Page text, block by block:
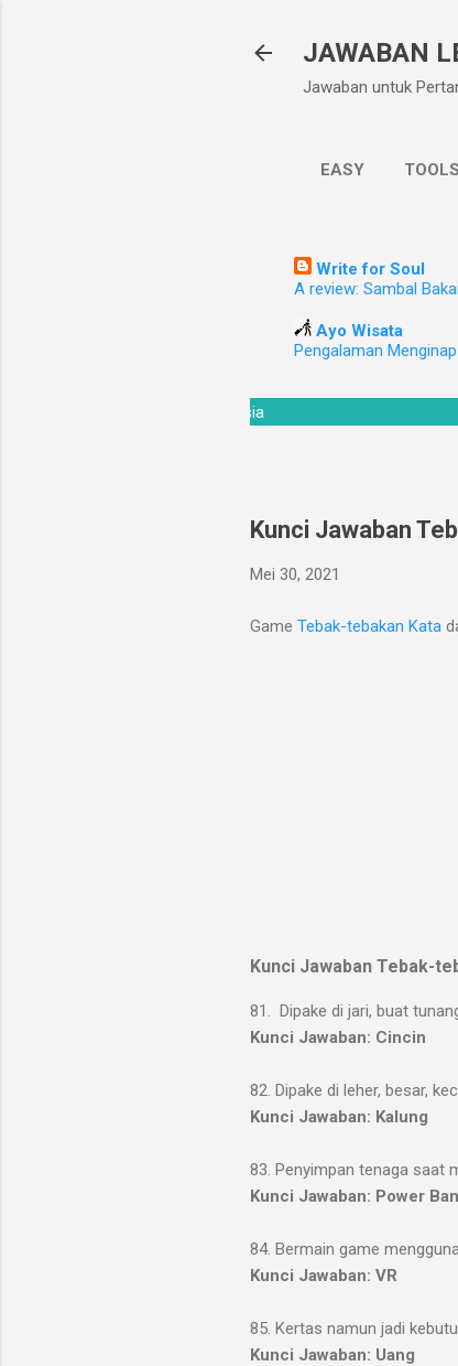
JAWABAN
Jawaban untuk
EASY TOOLS
Write for Soul
A review: Sambal
Ayo Wisata
Pengalaman
Jawaban TTS Asah Otakmu Indonesia
Kunci Jawaban
Mei 30, 2021
Game Tebak-tebakan Kata
Kunci Jawaban Tebak-
81. Dipake di jari, buat
Kunci Jawaban: Cincin
82. Dipake di leher, besar,
Kunci Jawaban: Kalung
83. Penyimpan tenaga saat
Kunci Jawaban: Power
84. Bermain game
Kunci Jawaban: VR
85. Kertas namun jadi
Kunci Jawaban: Uang